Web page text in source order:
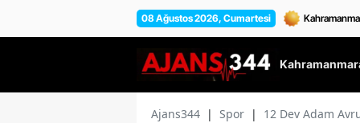
08 Ağustos 2026, Cumartesi
Ajans344 | Spor | 12 Dev Adam